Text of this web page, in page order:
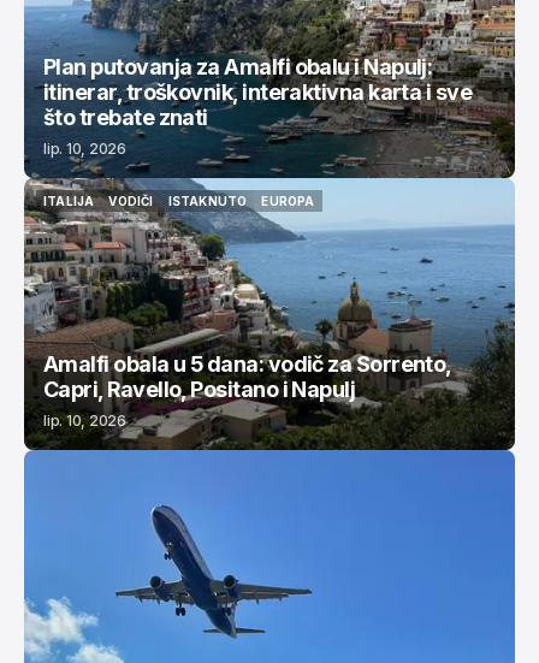
Plan putovanja za Amalfi obalu i Napulj:
itinerar, troškovnik, interaktivna karta i sve
što trebate znati
lip. 10, 2026
ITALIJA
ITALIJA
VODIČI
VODIČI
ISTAKNUTO
ISTAKNUTO
EUROPA
EUROPA
Amalfi obala u 5 dana: vodič za Sorrento,
Capri, Ravello, Positano i Napulj
lip. 10, 2026